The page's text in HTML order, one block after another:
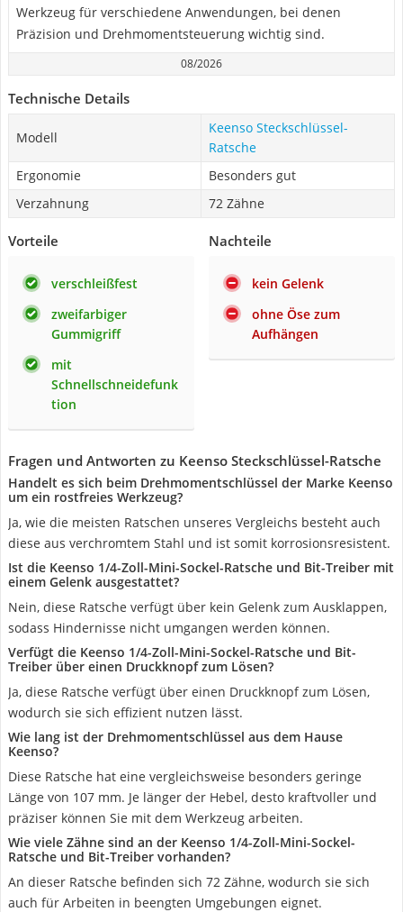
Werkzeug für verschiedene Anwendungen, bei denen
Präzision und Drehmomentsteuerung wichtig sind.
08/2026
Technische Details
Modell
Keenso Steckschlüssel-
Ratsche
Ergonomie
Besonders gut
Verzahnung
72 Zähne
Vorteile
verschleißfest
zweifarbiger
Gummigriff
mit
Schnellschneidefunk
tion
Nachteile
kein Gelenk
ohne Öse zum
Aufhängen
Fragen und Antworten zu Keenso Steckschlüssel-Ratsche
Handelt es sich beim Drehmomentschlüssel der Marke Keenso
um ein rostfreies Werkzeug?
Ja, wie die meisten Ratschen unseres Vergleichs besteht auch
diese aus verchromtem Stahl und ist somit korrosionsresistent.
Ist die Keenso 1/4-Zoll-Mini-Sockel-Ratsche und Bit-Treiber mit
einem Gelenk ausgestattet?
Nein, diese Ratsche verfügt über kein Gelenk zum Ausklappen,
sodass Hindernisse nicht umgangen werden können.
Verfügt die Keenso 1/4-Zoll-Mini-Sockel-Ratsche und Bit-
Treiber über einen Druckknopf zum Lösen?
Ja, diese Ratsche verfügt über einen Druckknopf zum Lösen,
wodurch sie sich effizient nutzen lässt.
Wie lang ist der Drehmomentschlüssel aus dem Hause
Keenso?
Diese Ratsche hat eine vergleichsweise besonders geringe
Länge von 107 mm. Je länger der Hebel, desto kraftvoller und
präziser können Sie mit dem Werkzeug arbeiten.
Wie viele Zähne sind an der Keenso 1/4-Zoll-Mini-Sockel-
Ratsche und Bit-Treiber vorhanden?
An dieser Ratsche befinden sich 72 Zähne, wodurch sie sich
auch für Arbeiten in beengten Umgebungen eignet.